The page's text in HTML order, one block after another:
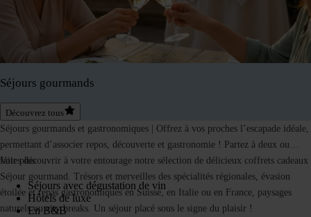
Séjours gourmands
Découvrez tous
Séjours gourmands et gastronomiques | Offrez à vos proches l’escapade idéale,
permettant d’associer repos, découverte et gastronomie ! Partez à deux ou
faites découvrir à votre entourage notre sélection de délicieux coffrets cadeaux
Séjour gourmand. Trésors et merveilles des spécialités régionales, évasion
étoilée et repas gastronomiques en Suisse, en Italie ou en France, paysages
naturels ou city breaks. Un séjour placé sous le signe du plaisir !
Voir plus
Séjours avec dégustation de vin
Hôtels de luxe
En B&B